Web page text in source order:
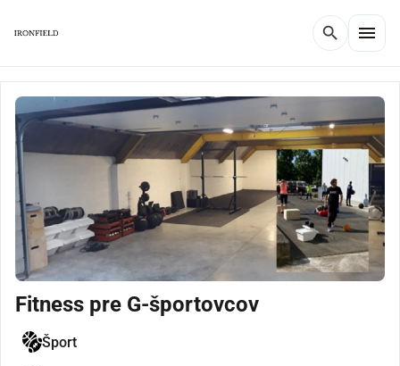
search menu
Fitness pre G-športovcov
Šport